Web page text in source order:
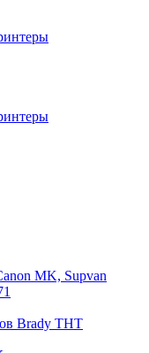
MK, Supvan
Brady THT